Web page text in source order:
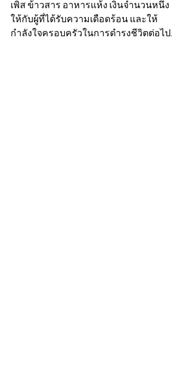
เพิส ข้าวสาร อาหารแห้ง เงินจำนวนหนึ่ง
ให้กับผู้ที่ได้รับความเดือดร้อน และให้
กำลังใจครอบครัวในการดำรงชีวิตต่อไป.